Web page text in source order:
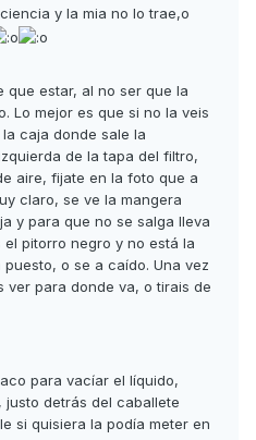
y la mia no lo trae,o
que estar, al no ser que la
Lo mejor es que si no la veis
caja donde sale la
de la tapa del filtro,
aire, fijate en la foto que a
claro, se ve la mangera
y para que no se salga lleva
pitorro negro y no está la
o se a caído. Una vez
ver para donde va, o tirais de
para vacíar el líquido,
justo detrás del caballete
si quisiera la podía meter en